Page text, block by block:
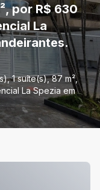
por R$ 630
La
1 suíte(s), 87 m²,
La Spezia em